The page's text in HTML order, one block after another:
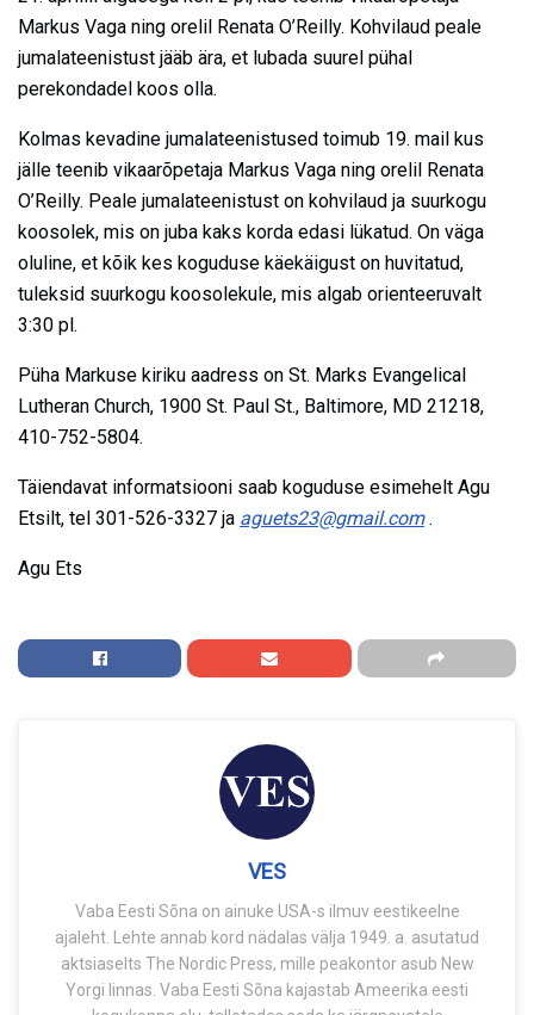
Markus Vaga ning orelil Renata O’Reilly. Kohvilaud peale
jumalateenistust jääb ära, et lubada suurel pühal
perekondadel koos olla.
Kolmas kevadine jumalateenistused toimub 19. mail kus
jälle teenib vikaarõpetaja Markus Vaga ning orelil Renata
O’Reilly. Peale jumalateenistust on kohvilaud ja suurkogu
koosolek, mis on juba kaks korda edasi lükatud. On väga
oluline, et kõik kes koguduse käekäigust on huvitatud,
tuleksid suurkogu koosolekule, mis algab orienteeruvalt
3:30 pl.
Püha Markuse kiriku aadress on St. Marks Evangelical
Lutheran Church, 1900 St. Paul St., Baltimore, MD 21218,
410-752-5804.
Täiendavat informatsiooni saab koguduse esimehelt Agu
Etsilt, tel 301-526-3327 ja aguets23@gmail.com.
Agu Ets
VES
Vaba Eesti Sõna on ainuke USA-s ilmuv eestikeelne
ajaleht. Lehte annab kord nädalas välja 1949. a. asutatud
aktsiaselts The Nordic Press, mille peakontor asub New
Yorgi linnas. Vaba Eesti Sõna kajastab Ameerika eesti